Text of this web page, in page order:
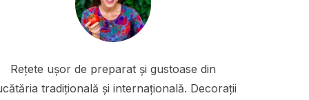
Rețete ușor de preparat și gustoase din
tradițională și internațională. Decorații